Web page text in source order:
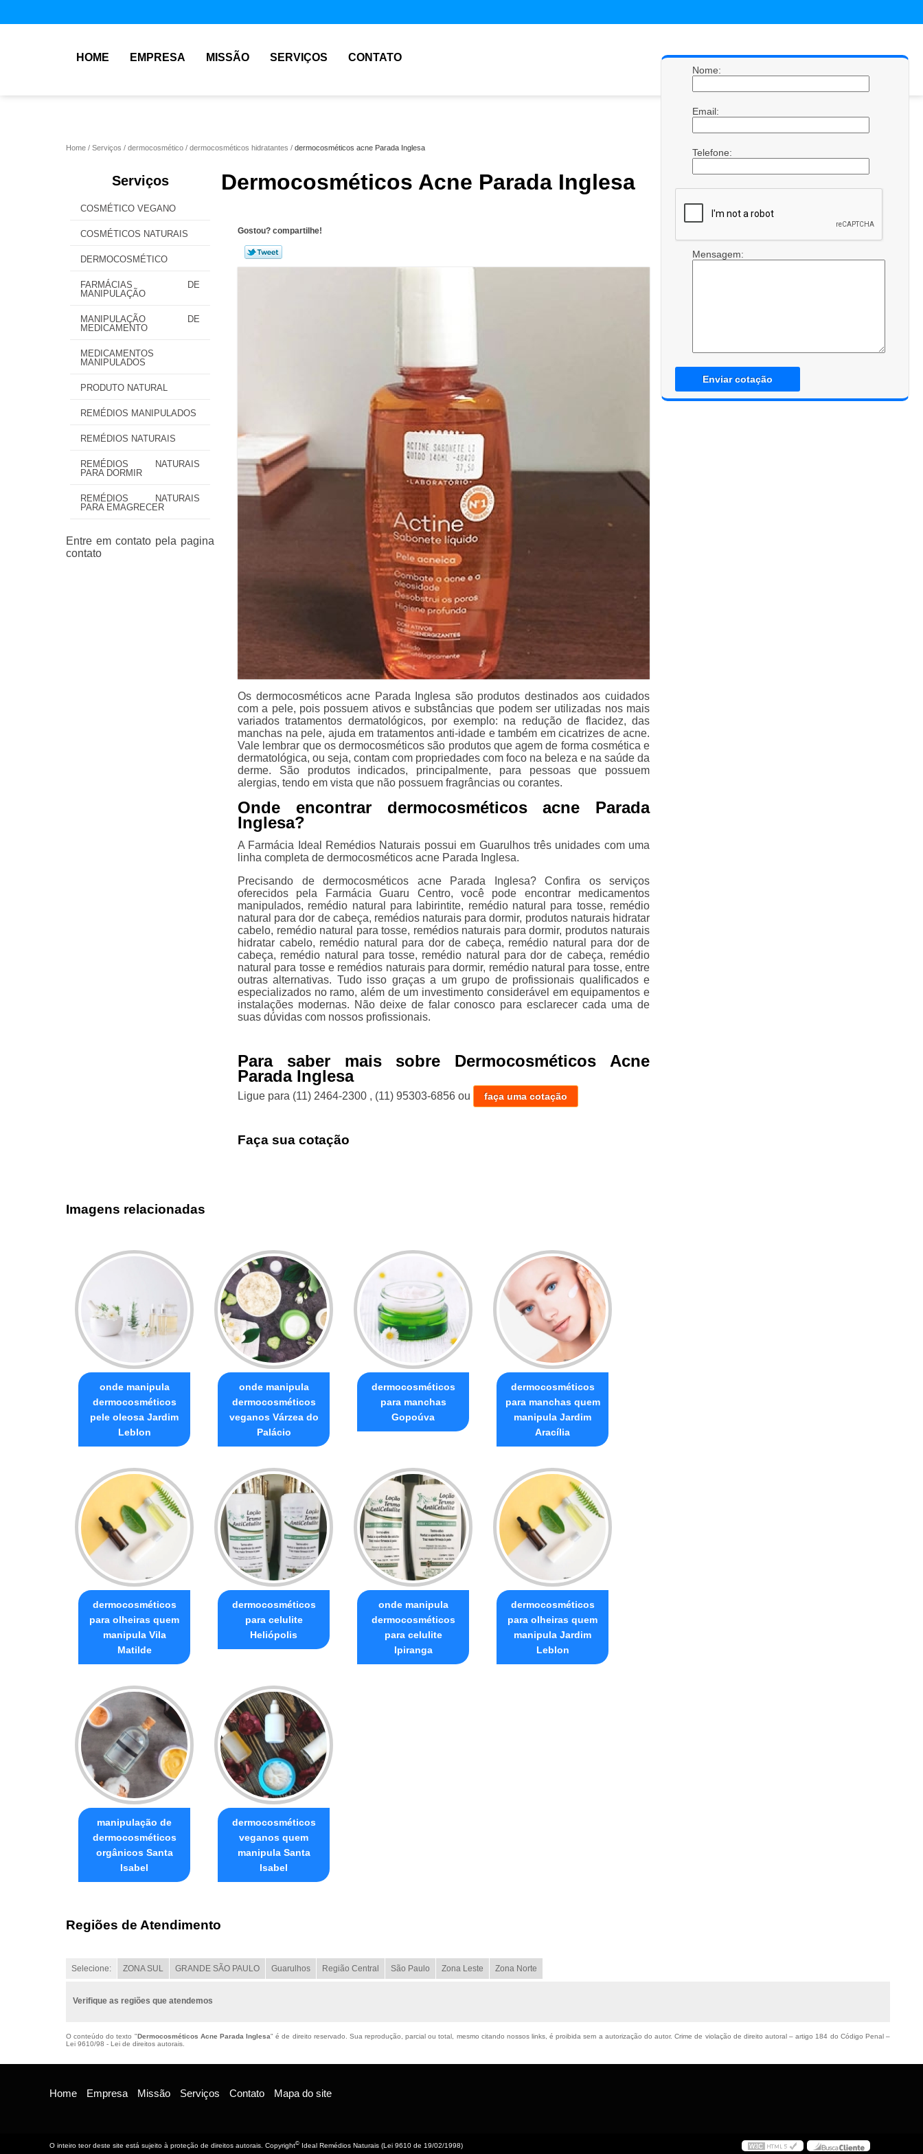
HOME EMPRESA MISSÃO SERVIÇOS CONTATO
Home Serviços dermocosmético dermocosméticos hidratantes dermocosméticos acne Parada Inglesa
Serviços
COSMÉTICO VEGANO
COSMÉTICOS NATURAIS
DERMOCOSMÉTICO
FARMÁCIAS DE
MANIPULAÇÃO
MANIPULAÇÃO DE
MEDICAMENTO
MEDICAMENTOS
MANIPULADOS
PRODUTO NATURAL
REMÉDIOS MANIPULADOS
REMÉDIOS NATURAIS
REMÉDIOS NATURAIS
PARA DORMIR
REMÉDIOS NATURAIS
PARA EMAGRECER
Dermocosméticos Acne Parada Inglesa
Gostou? compartilhe!
Os dermocosméticos acne Parada Inglesa são produtos destinados aos cuidados
com a pele, pois possuem ativos e substâncias que podem ser utilizadas nos mais
variados tratamentos dermatológicos, por exemplo: na redução de flacidez, das
manchas na pele, ajuda em tratamentos anti-idade e também em cicatrizes de acne.
Vale lembrar que os dermocosméticos são produtos que agem de forma cosmética e
dermatológica, ou seja, contam com propriedades com foco na beleza e na saúde da
derme. São produtos indicados, principalmente, para pessoas que possuem
alergias, tendo em vista que não possuem fragrâncias ou corantes.
Onde encontrar dermocosméticos acne Parada
Inglesa?
A Farmácia Ideal Remédios Naturais possui em Guarulhos três unidades com uma
linha completa de dermocosméticos acne Parada Inglesa.
Precisando de dermocosméticos acne Parada Inglesa? Confira os serviços
oferecidos pela Farmácia Guaru Centro, você pode encontrar medicamentos
manipulados, remédio natural para labirintite, remédio natural para tosse, remédio
natural para dor de cabeça, remédios naturais para dormir, produtos naturais hidratar
cabelo, remédio natural para tosse, remédios naturais para dormir, produtos naturais
hidratar cabelo, remédio natural para dor de cabeça, remédio natural para dor de
cabeça, remédio natural para tosse, remédio natural para dor de cabeça, remédio
natural para tosse e remédios naturais para dormir, remédio natural para tosse, entre
outras alternativas. Tudo isso graças a um grupo de profissionais qualificados e
especializados no ramo, além de um investimento considerável em equipamentos e
instalações modernas. Não deixe de falar conosco para esclarecer cada uma de
suas dúvidas com nossos profissionais.
Para saber mais sobre Dermocosméticos Acne
Parada Inglesa
Ligue para (11) 2464-2300 , (11) 95303-6856 ou faça uma cotação
Faça sua cotação
Nome:
Email:
Telefone:
Mensagem:
Enviar cotação
Imagens relacionadas
onde manipula
dermocosméticos
pele oleosa Jardim
Leblon
onde manipula
dermocosméticos
veganos Várzea do
Palácio
dermocosméticos
para manchas
Gopoúva
dermocosméticos
para manchas quem
manipula Jardim
Aracília
dermocosméticos
para olheiras quem
manipula Vila
Matilde
dermocosméticos
para celulite
Heliópolis
onde manipula
dermocosméticos
para celulite
Ipiranga
dermocosméticos
para olheiras quem
manipula Jardim
Leblon
manipulação de
dermocosméticos
orgânicos Santa
Isabel
dermocosméticos
veganos quem
manipula Santa
Isabel
Regiões de Atendimento
Selecione: ZONA SUL GRANDE SÃO PAULO Guarulhos Região Central São Paulo Zona Leste Zona Norte
Verifique as regiões que atendemos
O conteúdo do texto "Dermocosméticos Acne Parada Inglesa" é de direito reservado. Sua reprodução, parcial ou total, mesmo citando nossos links, é proibida sem a autorização do autor. Crime de violação de direito autoral – artigo 184 do Código Penal –
Lei 9610/98 - Lei de direitos autorais
Home Empresa Missão Serviços Contato Mapa do site
O inteiro teor deste site está sujeito à proteção de direitos autorais. Copyright© Ideal Remédios Naturais (Lei 9610 de 19/02/1998)